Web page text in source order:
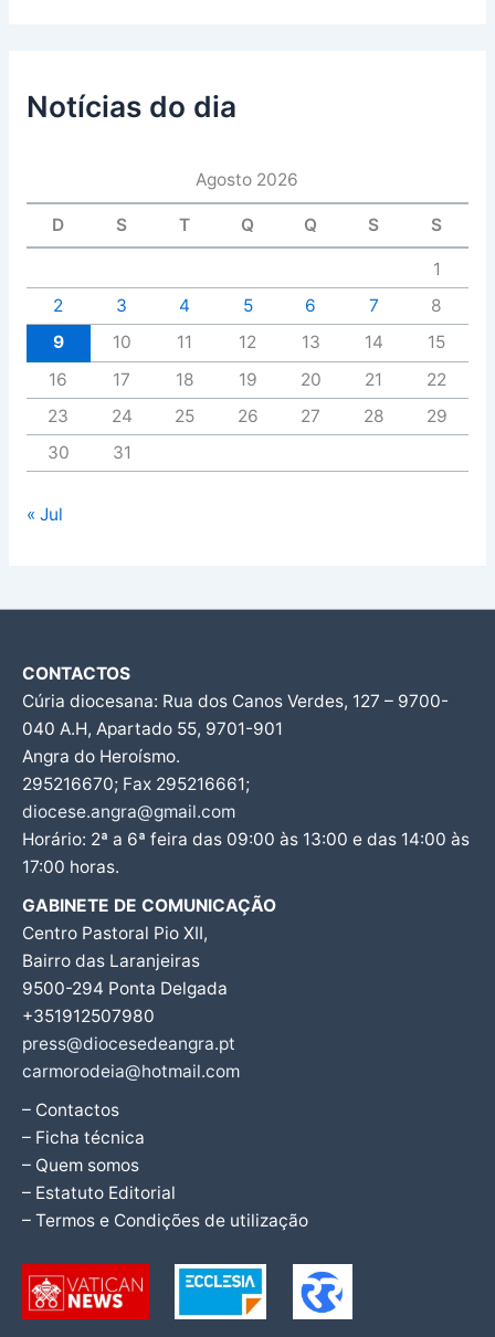
Notícias do dia
Agosto 2026
D S T Q Q S S
1
2
3 4 5 6 7
8
9
10 11 12 13 14
15
16
17 18 19 20 21
22
23
24 25 26 27 28
29
30
31
« Jul
CONTACTOS
Cúria diocesana: Rua dos Canos Verdes, 127 – 9700-
040 A.H, Apartado 55, 9701-901
Angra do Heroísmo.
295216670; Fax 295216661;
diocese.angra@gmail.com
Horário: 2ª a 6ª feira das 09:00 às 13:00 e das 14:00 às
17:00 horas.
GABINETE DE COMUNICAÇÃO
Centro Pastoral Pio XII,
Bairro das Laranjeiras
9500-294 Ponta Delgada
+351912507980
press@diocesedeangra.pt
carmorodeia@hotmail.com
– Contactos
– Ficha técnica
– Quem somos
– Estatuto Editorial
– Termos e Condições de utilização